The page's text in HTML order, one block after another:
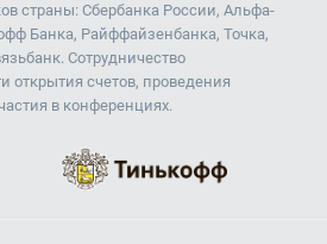
страны: Сбербанка России, Альфа-
Банка, Райффайзенбанка, Точка,
Сотрудничество
открытия счетов, проведения
в конференциях.